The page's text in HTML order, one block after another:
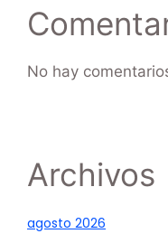
No hay
Archivos
agosto 2026